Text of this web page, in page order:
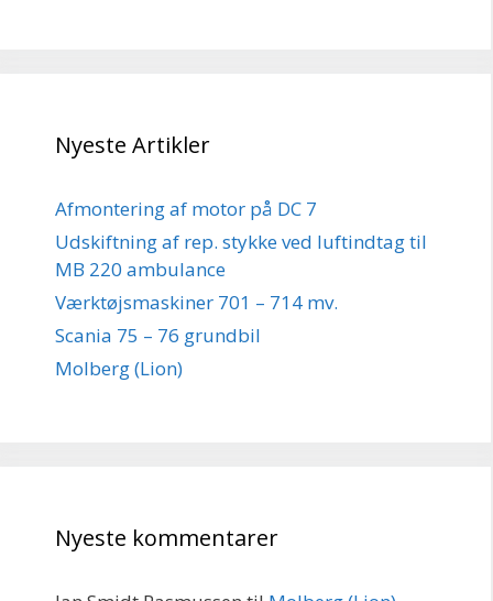
Nyeste Artikler
Afmontering af motor på DC 7
Udskiftning af rep. stykke ved luftindtag til
MB 220 ambulance
Værktøjsmaskiner 701 – 714 mv.
Scania 75 – 76 grundbil
Molberg (Lion)
Nyeste kommentarer